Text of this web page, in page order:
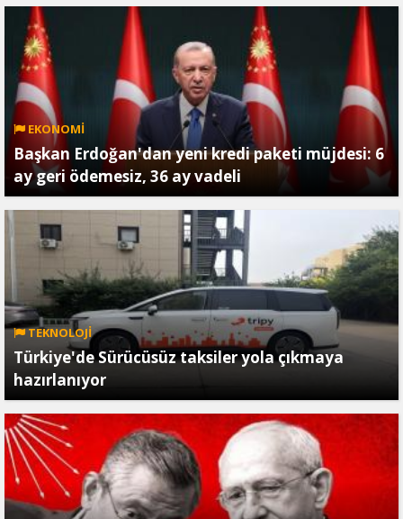
EKONOMİ
Başkan Erdoğan'dan yeni kredi paketi müjdesi: 6
ay geri ödemesiz, 36 ay vadeli
TEKNOLOJİ
Türkiye'de Sürücüsüz taksiler yola çıkmaya
hazırlanıyor